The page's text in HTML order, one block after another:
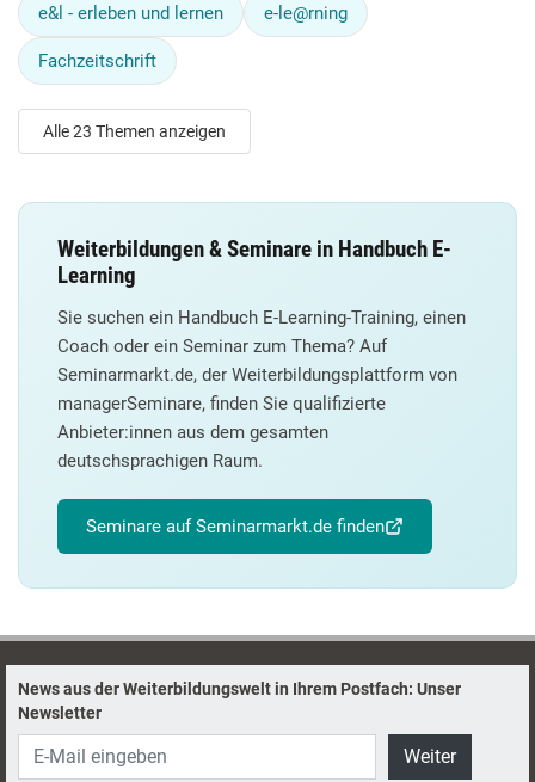
e&l - erleben und lernen e-le@rning
Fachzeitschrift
Alle 23 Themen anzeigen
Weiterbildungen & Seminare in Handbuch E-
Learning
Sie suchen ein Handbuch E-Learning-Training, einen
Coach oder ein Seminar zum Thema? Auf
Seminarmarkt.de, der Weiterbildungsplattform von
managerSeminare, finden Sie qualifizierte
Anbieter:innen aus dem gesamten
deutschsprachigen Raum.
Seminare auf Seminarmarkt.de finden
News aus der Weiterbildungswelt in Ihrem Postfach: Unser
Newsletter
Weiter